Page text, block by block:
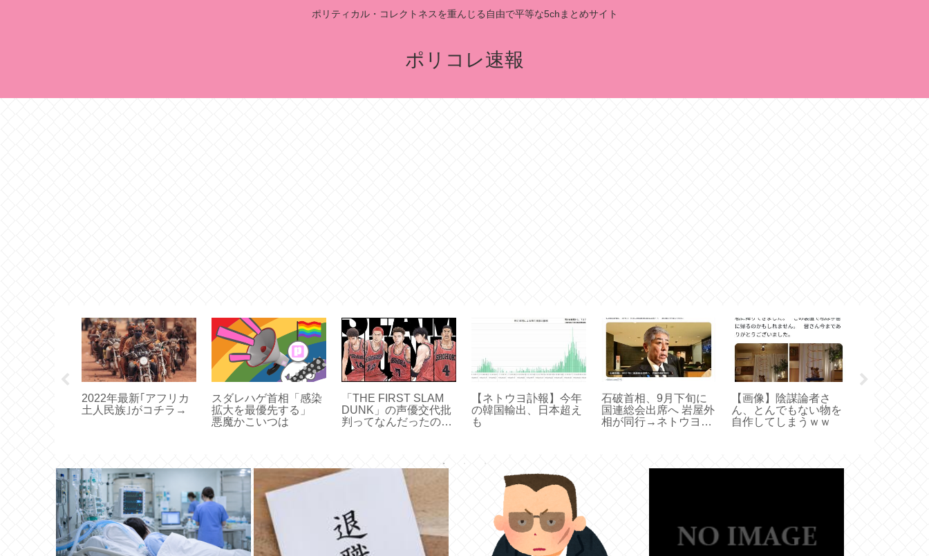
ポリティカル・コレクトネスを重んじる自由で平等な5chまとめサイト
ポリコレ速報
2022年最新｢アフリカ
土人民族｣がコチラ→
スダレハゲ首相「感染
拡大を最優先する」
悪魔かこいつは
「THE FIRST SLAM
DUNK」の声優交代批
判ってなんだったの？
【ネトウヨ訃報】今年
の韓国輸出、日本超え
も
石破首相、9月下旬に
国連総会出席へ 岩屋外
相が同行→ネトウヨ、
【画像】陰謀論者さ
ん、とんでもない物を
自作してしまうｗｗ